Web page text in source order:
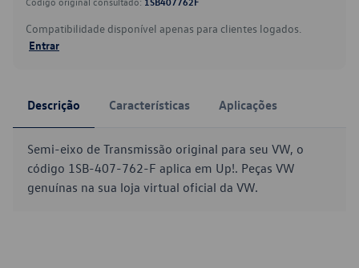
Compatibilidade disponível apenas para clientes logados.
Entrar
Descrição Características Aplicações
Semi-eixo de Transmissão original para seu VW, o
código 1SB-407-762-F aplica em Up!. Peças VW
genuínas na sua loja virtual oficial da VW.